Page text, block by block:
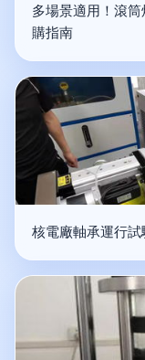
多場景適用！滾
購指南
核電廠軸承運行